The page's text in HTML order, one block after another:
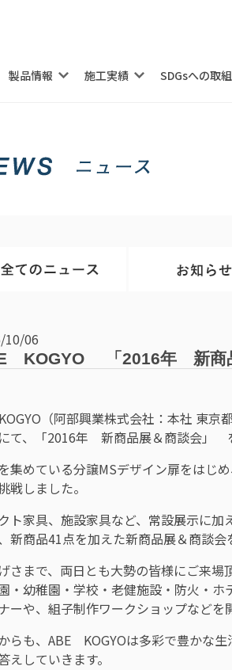
製品情報 施工実績 SDGsへの取
10/06
KOGYO 「2016年 新商
（阿部興業株式会社：本社 東
て、「2016年 新商品展＆商談会」
集めている分譲MSデザイン扉をはじ
戦しました。
ト家具、施設家具など、常設展示に
新商品41点を加えた新商品展＆商談会
さまで、両日とも大勢の皆様にご来
・幼稚園・学校・老健施設・防火・
ーや、組子制作ワークショップなどを
らも、ABE KOGYOは多彩で豊かな
えしていきます。